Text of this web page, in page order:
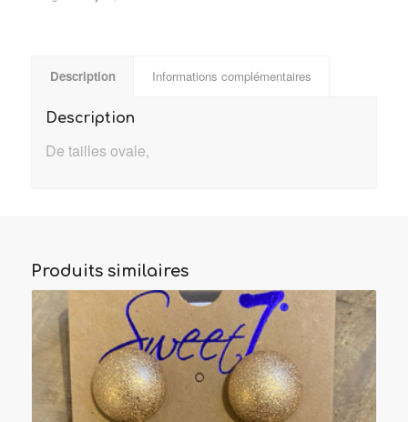
Description Informations complémentaires
Description
De tailles ovale,
Produits similaires